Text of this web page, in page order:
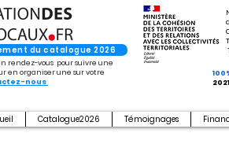
du catalogue 2026
rendez-vous pour suivre une
en organiser une sur votre
nous
2021
Catalogue2026 Témoignages